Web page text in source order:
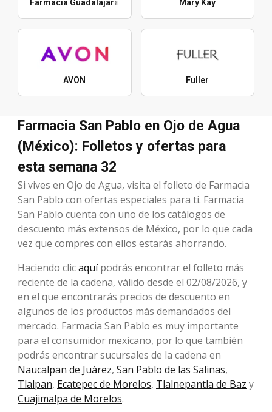
Farmacia Guadalajara Mary Kay
AVON Fuller
Farmacia San Pablo en Ojo de Agua
(México): Folletos y ofertas para
esta semana 32
Si vives en Ojo de Agua, visita el folleto de Farmacia
San Pablo con ofertas especiales para ti. Farmacia
San Pablo cuenta con uno de los catálogos de
descuento más extensos de México, por lo que cada
vez que compres con ellos estarás ahorrando.
Haciendo clicaquípodrás encontrar el folleto más
reciente de la cadena, válido desde el 02/08/2026, y
en el que encontrarás precios de descuento en
algunos de los productos más demandados del
mercado. Farmacia San Pablo es muy importante
para el consumidor mexicano, por lo que también
podrás encontrar sucursales de la cadena en
Naucalpan de Juárez, San Pablo de las Salinas,
Tlalpan, Ecatepec de Morelos, Tlalnepantla de Baz y
Cuajimalpa de Morelos.